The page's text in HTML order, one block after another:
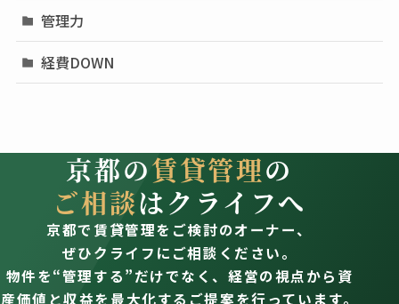
管理力
経費DOWN
京都の賃貸管理の
ご相談はクライフへ
京都で賃貸管理をご検討のオーナー、
ぜひクライフにご相談ください。
物件を“管理する”だけでなく、経営の視点から資
産価値と収益を最大化するご提案を行っています。